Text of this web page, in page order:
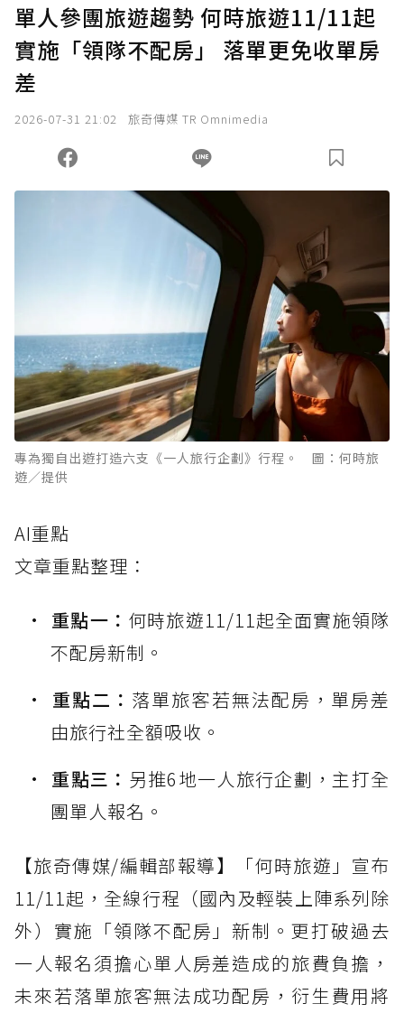
確認送出
您當前剩餘 U 利點數：0點；前往 購買點數
單人參團旅遊趨勢 何時旅遊11/11起
實施「領隊不配房」 落單更免收單房
差
2026-07-31 21:02 旅奇傳媒 TR Omnimedia
專為獨自出遊打造六支《一人旅行企劃》行程。 圖：何時旅
遊／提供
AI重點
文章重點整理：
重點一： 何時旅遊11/11起全面實施領隊
不配房新制。
重點二： 落單旅客若無法配房，單房差
由旅行社全額吸收。
重點三： 另推6地一人旅行企劃，主打全
團單人報名。
【旅奇傳媒/編輯部報導】「何時旅遊」宣布
11/11起，全線行程（國內及輕裝上陣系列除
外）實施「領隊不配房」新制。更打破過去
一人報名須擔心單人房差造成的旅費負擔，
未來若落單旅客無法成功配房，衍生費用將